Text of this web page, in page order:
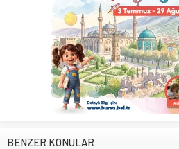
BENZER KONULAR